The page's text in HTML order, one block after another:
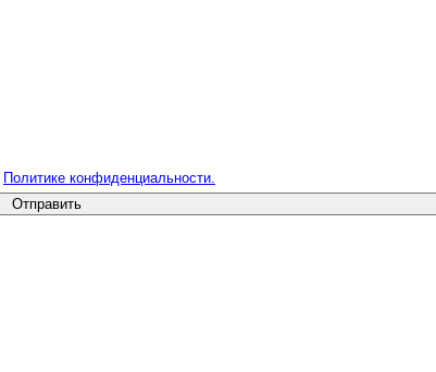
Политике конфиденциальности.
Отправить